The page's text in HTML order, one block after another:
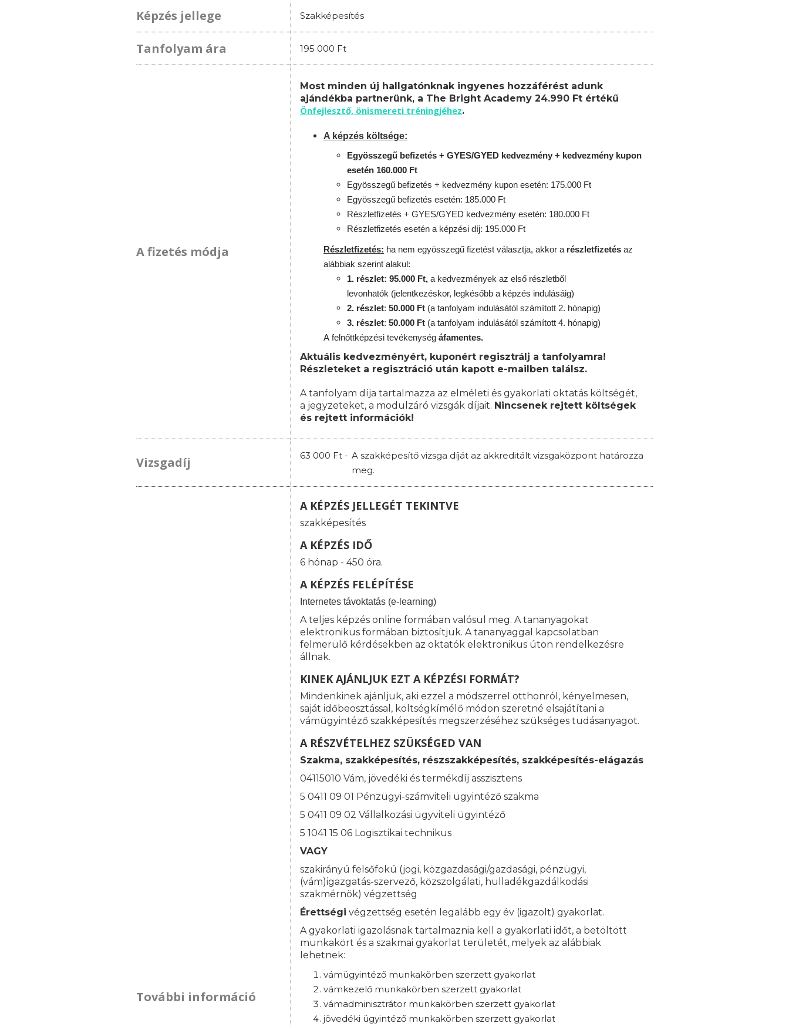
Képzés jellege Szakképesítés
Tanfolyam ára 195 000 Ft
A fizetés módja
Most minden új hallgatónknak ingyenes hozzáférést adunk
ajándékba partnerünk, a The Bright Academy 24.990 Ft értékű
Önfejlesztő, önismereti tréningjéhez.
A képzés költsége:
Egyösszegű befizetés + GYES/GYED kedvezmény + kedvezmény kupon
esetén 160.000 Ft
Egyösszegű befizetés + kedvezmény kupon esetén: 175.000 Ft
Egyösszegű befizetés esetén: 185.000 Ft
Részletfizetés + GYES/GYED kedvezmény esetén: 180.000 Ft
Részletfizetés esetén a képzési díj: 195.000 Ft
Részletfizetés: ha nem egyösszegű fizetést választja, akkor a részletfizetés az
alábbiak szerint alakul:
1. részlet: 95.000 Ft, a kedvezmények az első részletből
levonhatók (jelentkezéskor, legkésőbb a képzés indulásáig)
2. részlet: 50.000 Ft (a tanfolyam indulásától számított 2. hónapig)
3. részlet: 50.000 Ft (a tanfolyam indulásától számított 4. hónapig)
A felnőttképzési tevékenység áfamentes.
Aktuális kedvezményért, kuponért regisztrálj a tanfolyamra!
Részleteket a regisztráció után kapott e-mailben találsz.
A tanfolyam díja tartalmazza az elméleti és gyakorlati oktatás költségét,
a jegyzeteket, a modulzáró vizsgák díjait. Nincsenek rejtett költségek
és rejtett információk!
Vizsgadíj 63 000 Ft - A szakképesítő vizsga díját az akkreditált vizsgaközpont határozza
meg.
További információ
A KÉPZÉS JELLEGÉT TEKINTVE
szakképesítés
A KÉPZÉS IDŐ
6 hónap - 450 óra.
A KÉPZÉS FELÉPÍTÉSE
nternetes távoktatás (e-learning)
A teljes képzés online formában valósul meg. A tananyagokat
elektronikus formában biztosítjuk. A tananyaggal kapcsolatban
felmerülő kérdésekben az oktatók elektronikus úton rendelkezésre
állnak.
KINEK AJÁNLJUK EZT A KÉPZÉSI FORMÁT?
Mindenkinek ajánljuk, aki ezzel a módszerrel otthonról, kényelmesen,
saját időbeosztással, költségkímélő módon szeretné elsajátítani a
vámügyintéző szakképesítés megszerzéséhez szükséges tudásanyagot.
A RÉSZVÉTELHEZ SZÜKSÉGED VAN
Szakma, szakképesítés, részszakképesítés, szakképesítés-elágazás
04115010 Vám, jövedéki és termékdíj asszisztens
5 0411 09 01 Pénzügyi-számviteli ügyintéző szakma
5 0411 09 02 Vállalkozási ügyviteli ügyintéző
5 1041 15 06 Logisztikai technikus
VAGY
szakirányú felsőfokú (jogi, közgazdasági/gazdasági, pénzügyi,
(vám)igazgatás-szervező, közszolgálati, hulladékgazdálkodási
szakmérnök) végzettség
Érettségi végzettség esetén legalább egy év (igazolt) gyakorlat.
A gyakorlati igazolásnak tartalmaznia kell a gyakorlati időt, a betöltött
munkakört és a szakmai gyakorlat területét, melyek az alábbiak
lehetnek:
vámügyintéző munkakörben szerzett gyakorlat
vámkezelő munkakörben szerzett gyakorlat
vámadminisztrátor munkakörben szerzett gyakorlat
jövedéki ügyintéző munkakörben szerzett gyakorlat